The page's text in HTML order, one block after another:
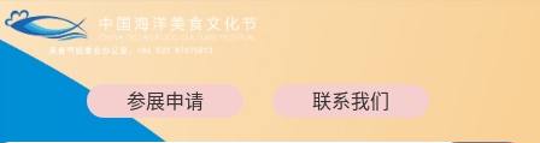
参展申请 联系我们